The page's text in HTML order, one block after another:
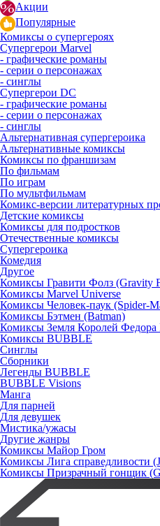
Акции
Популярные
Комиксы о супергероях
Супергерои Marvel
- графические романы
- серии о персонажах
- синглы
Супергерои DC
- графические романы
- серии о персонажах
- синглы
Альтернативная супергероика
Альтернативные комиксы
Комиксы по франшизам
По фильмам
По играм
По мультфильмам
Комикс-версии литературных
Детские комиксы
Комиксы для подростков
Отечественные комиксы
Супергероика
Комедия
Другое
Комиксы Гравити Фолз (Gravity
Комиксы Marvel Universe
Комиксы Человек-паук (Spider-
Комиксы Бэтмен (Batman)
Комиксы Земля Королей Федора
Комиксы BUBBLE
Синглы
Сборники
Легенды BUBBLE
BUBBLE Visions
Манга
Для парней
Для девушек
Мистика/ужасы
Другие жанры
Комиксы Майор Гром
Комиксы Лига справедливости
Комиксы Призрачный гонщик